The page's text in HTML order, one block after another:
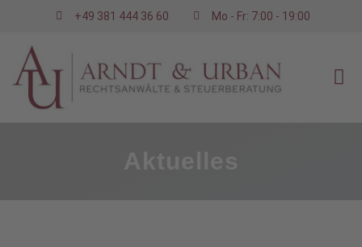
+49 381 444 36 60 Mo - Fr: 7:00 - 19:00